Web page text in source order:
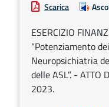
Scarica
ESERCIZIO
“Potenziamento
Neuropsichiatria
delle ASL”. - ATTO
2023.